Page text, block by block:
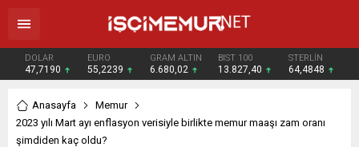
DOLAR
47,7190
EURO
55,2239
GRAM ALTIN
6.680,02
BIST 100
13.827,40
STERLİN
64,4848
Anasayfa
Memur
2023 yılı Mart ayı enflasyon verisiyle birlikte memur maaşı zam oranı
şimdiden kaç oldu?